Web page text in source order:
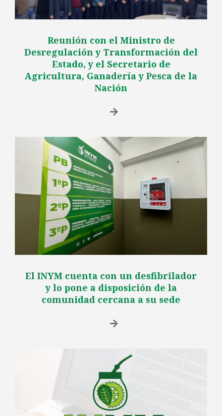
Reunión con el Ministro de
Desregulación y Transformación del
Estado, y el Secretario de
Agricultura, Ganadería y Pesca de la
Nación
El INYM cuenta con un desfibrilador
y lo pone a disposición de la
comunidad cercana a su sede